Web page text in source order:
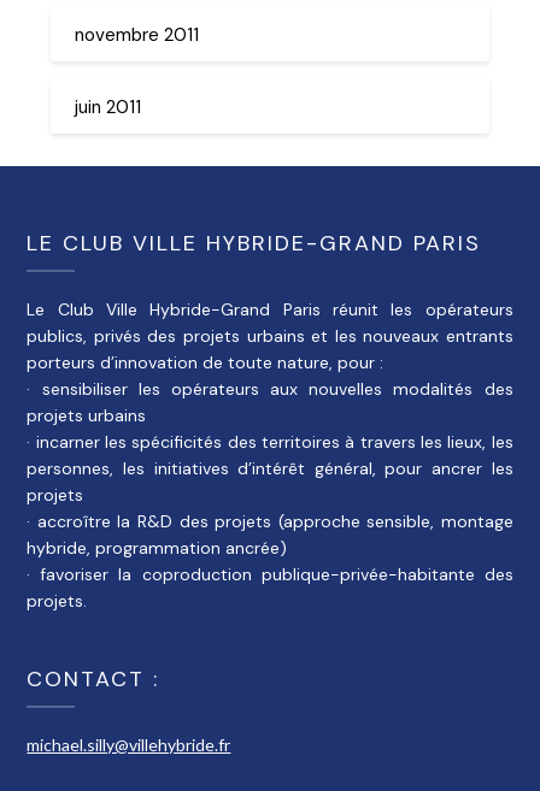
novembre 2011
juin 2011
LE CLUB VILLE HYBRIDE-GRAND PARIS
Le Club Ville Hybride-Grand Paris réunit les opérateurs
publics, privés des projets urbains et les nouveaux entrants
porteurs d’innovation de toute nature, pour :
· sensibiliser les opérateurs aux nouvelles modalités des
projets urbains
· incarner les spécificités des territoires à travers les lieux, les
personnes, les initiatives d’intérêt général, pour ancrer les
projets
· accroître la R&D des projets (approche sensible, montage
hybride, programmation ancrée)
· favoriser la coproduction publique-privée-habitante des
projets.
CONTACT :
michael.silly@villehybride.fr